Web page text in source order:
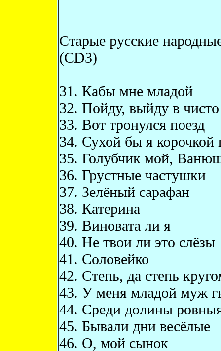
Старые русские
(CD3)
31. Кабы мне младой
32. Пойду, выйду в
33. Вот тронулся поезд
34. Сухой бы я корочкой
35. Голубчик мой,
36. Грустные частушки
37. Зелёный сарафан
38. Катерина
39. Виновата ли я
40. Не твои ли это слёзы
41. Соловейко
42. Степь, да степь
43. У меня младой муж
44. Среди долины
45. Бывали дни весёлые
46. О, мой сынок